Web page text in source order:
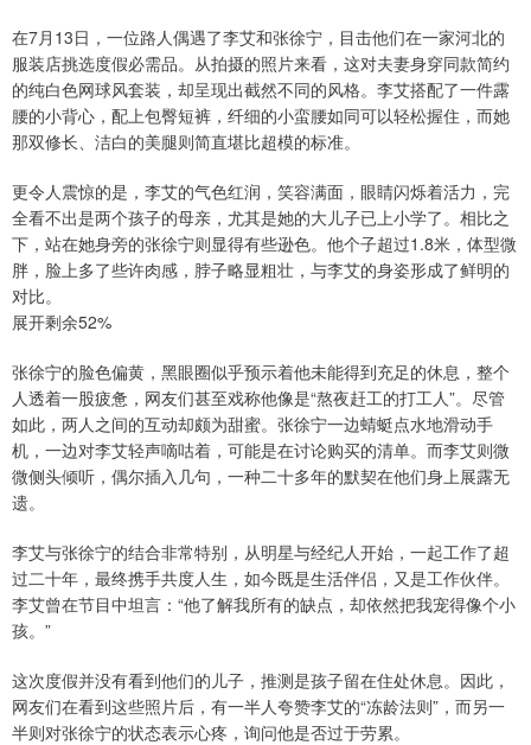
在7月13日，一位路人偶遇了李艾和张徐宁，目击他们在一家河北的
服装店挑选度假必需品。从拍摄的照片来看，这对夫妻身穿同款简约
的纯白色网球风套装，却呈现出截然不同的风格。李艾搭配了一件露
腰的小背心，配上包臀短裤，纤细的小蛮腰如同可以轻松握住，而她
那双修长、洁白的美腿则简直堪比超模的标准。
更令人震惊的是，李艾的气色红润，笑容满面，眼睛闪烁着活力，完
全看不出是两个孩子的母亲，尤其是她的大儿子已上小学了。相比之
下，站在她身旁的张徐宁则显得有些逊色。他个子超过1.8米，体型微
胖，脸上多了些许肉感，脖子略显粗壮，与李艾的身姿形成了鲜明的
对比。
展开剩余52%
张徐宁的脸色偏黄，黑眼圈似乎预示着他未能得到充足的休息，整个
人透着一股疲惫，网友们甚至戏称他像是“熬夜赶工的打工人”。尽管
如此，两人之间的互动却颇为甜蜜。张徐宁一边蜻蜓点水地滑动手
机，一边对李艾轻声嘀咕着，可能是在讨论购买的清单。而李艾则微
微侧头倾听，偶尔插入几句，一种二十多年的默契在他们身上展露无
遗。
李艾与张徐宁的结合非常特别，从明星与经纪人开始，一起工作了超
过二十年，最终携手共度人生，如今既是生活伴侣，又是工作伙伴。
李艾曾在节目中坦言：“他了解我所有的缺点，却依然把我宠得像个小
孩。”
这次度假并没有看到他们的儿子，推测是孩子留在住处休息。因此，
网友们在看到这些照片后，有一半人夸赞李艾的“冻龄法则”，而另一
半则对张徐宁的状态表示心疼，询问他是否过于劳累。